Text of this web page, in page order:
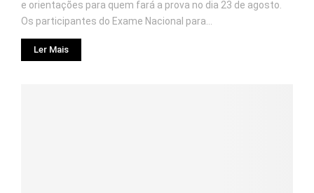
e orientações para quem fará a prova no dia 23 de agosto.
Os participantes do Exame Nacional para...
Ler Mais